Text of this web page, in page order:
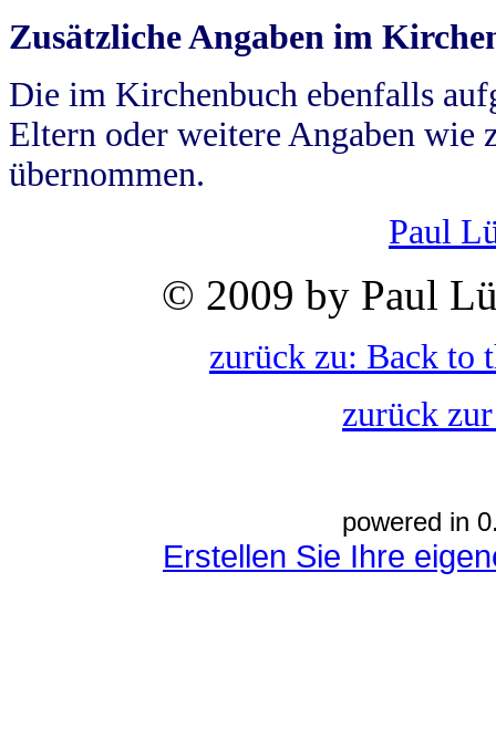
Zusätzliche Angaben im
Die im Kirchenbuch ebenfalls
Eltern oder weitere Angaben wie
übernommen.
Paul
© 2009 by Paul
zurück zu: Back to
zurück
powered in
Erstellen Sie Ihre